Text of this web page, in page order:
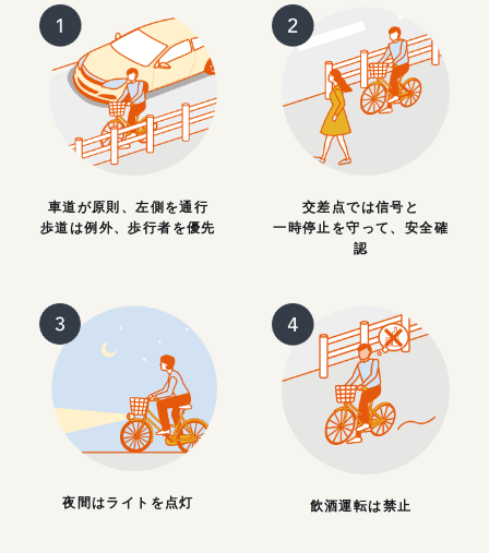
車道が原則、左側を通行
歩道は例外、歩行者を優先
交差点では信号と
一時停止を守って、安全確
認
夜間はライトを点灯 飲酒運転は禁止